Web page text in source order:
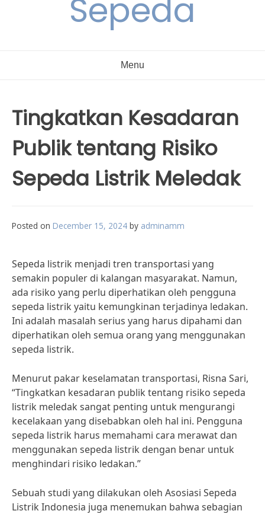
Sepeda
Menu
Tingkatkan Kesadaran
Publik tentang Risiko
Sepeda Listrik Meledak
Posted on December 15, 2024 by adminamm
Sepeda listrik menjadi tren transportasi yang
semakin populer di kalangan masyarakat. Namun,
ada risiko yang perlu diperhatikan oleh pengguna
sepeda listrik yaitu kemungkinan terjadinya ledakan.
Ini adalah masalah serius yang harus dipahami dan
diperhatikan oleh semua orang yang menggunakan
sepeda listrik.
Menurut pakar keselamatan transportasi, Risna Sari,
“Tingkatkan kesadaran publik tentang risiko sepeda
listrik meledak sangat penting untuk mengurangi
kecelakaan yang disebabkan oleh hal ini. Pengguna
sepeda listrik harus memahami cara merawat dan
menggunakan sepeda listrik dengan benar untuk
menghindari risiko ledakan.”
Sebuah studi yang dilakukan oleh Asosiasi Sepeda
Listrik Indonesia juga menemukan bahwa sebagian